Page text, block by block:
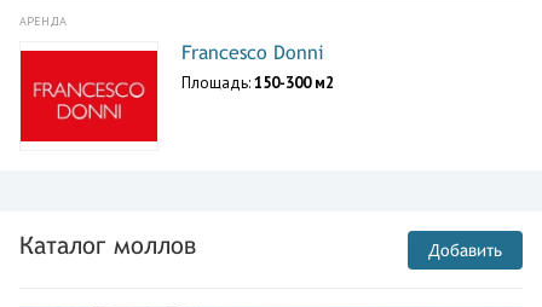
АРЕНДА
Francesco Donni
Площадь:150-300 м2
Каталог моллов Добавить